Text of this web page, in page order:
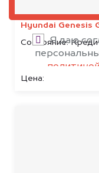
Hyundai Genesis
Состояние:
Цена:
Я даю